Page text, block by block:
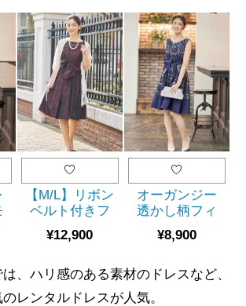
（SET0677）
（SET2012）
【M/L】リボン
ベルト付きフ
レス
¥12,900
オーガンジー
透かし柄フィ
ドレス（グレ
¥8,900
、ハリ感のある素材のドレスなど、
レンタルドレスが人気。